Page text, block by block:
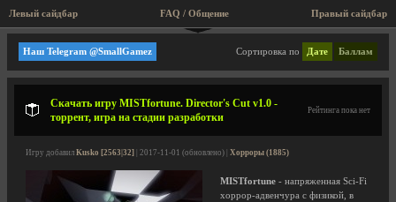
Левый сайдбар Правый сайдбар
FAQ / Общение
Игры с физикой
Сортировка по Дате Баллам
Наш Telegram @SmallGamez
Скачать игру MISTfortune. Director's Cut v1.0 -
торрент, игра на стадии разработки
Рейтинга пока нет
Игру добавил Kusko [2563|32] | 2017-11-01 (обновлено) | Хорроры (1885)
MISTfortune - напряженная Sci-Fi
хоррор-адвенчура с физикой, в